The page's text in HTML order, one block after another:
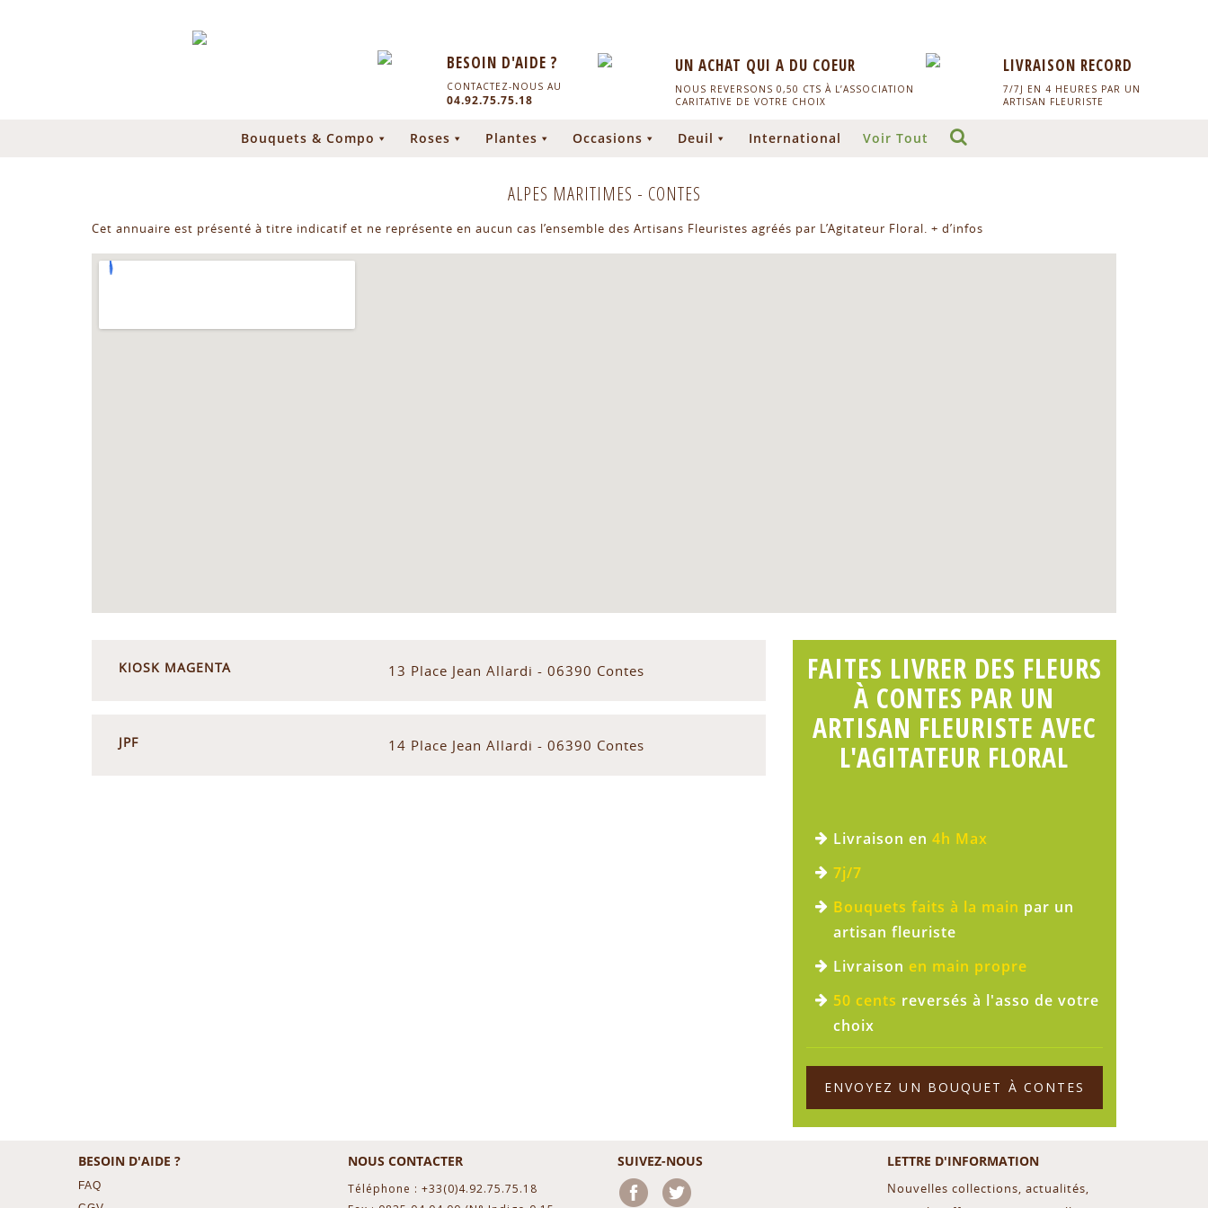
BESOIN D'AIDE ?
CONTACTEZ-NOUS AU
04.92.75.75.18
UN ACHAT QUI A DU COEUR
NOUS REVERSONS 0,50 CTS À L’ASSOCIATION
CARITATIVE DE VOTRE CHOIX
LIVRAISON RECORD
7/7J EN 4 HEURES PAR UN
ARTISAN FLEURISTE
Bouquets & Compo Roses Plantes Occasions Deuil International Voir Tout
ALPES MARITIMES - CONTES
Cet annuaire est présenté à titre indicatif et ne représente en aucun cas l’ensemble des Artisans Fleuristes agréés par L’Agitateur Floral. + d’infos
KIOSK MAGENTA 13 Place Jean Allardi - 06390 Contes
JPF 14 Place Jean Allardi - 06390 Contes
FAITES LIVRER DES FLEURS
À CONTES PAR UN
ARTISAN FLEURISTE AVEC
L'AGITATEUR FLORAL
Livraison en 4h Max
7j/7
Bouquets faits à la main par un
artisan fleuriste
Livraison en main propre
50 cents reversés à l'asso de votre
choix
ENVOYEZ UN BOUQUET À CONTES
BESOIN D'AIDE ?
FAQ
NOUS CONTACTER
Téléphone : +33(0)4.92.75.75.18
SUIVEZ-NOUS
Facebook
LETTRE D'INFORMATION
Nouvelles collections, actualités,